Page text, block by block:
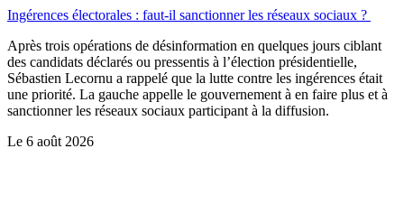
Ingérences électorales : faut-il sanctionner les réseaux sociaux ?
Après trois opérations de désinformation en quelques jours ciblant
des candidats déclarés ou pressentis à l’élection présidentielle,
Sébastien Lecornu a rappelé que la lutte contre les ingérences était
une priorité. La gauche appelle le gouvernement à en faire plus et à
sanctionner les réseaux sociaux participant à la diffusion.
Le 6 août 2026